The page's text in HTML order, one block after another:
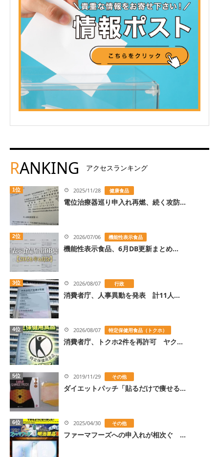
RANKING アクセスランキング
1位 2025/11/28 健康食品
電位治療器巡り申入れ再燃、続く攻防...
2位 2026/07/06 機能性表示食品
機能性表示食品、6月DB更新まとめ...
3位 2026/08/07 行政
消費者庁、人事異動を発表 計11人...
4位 2026/08/07 特定保健用食品（トクホ）
消費者庁、トクホ2件を再許可 ヤク...
5位 2019/11/29 その他
ダイエットパッチ「貼るだけで痩せる...
6位 2025/04/30 その他
ファーマフーズへの申入れが相次ぐ ...